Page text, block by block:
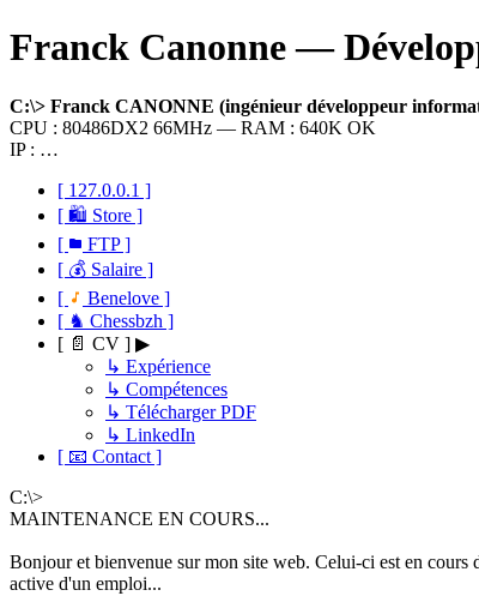
Franck Canonne —
C:\> Franck CANONNE (ingénieur développeur
CPU : 80486DX2 66MHz — RAM : 640K OK
IP : …
[ 127.0.0.1 ]
[ 🛍 Store ]
[
FTP ]
[ 💰 Salaire ]
[
Benelove ]
[ ♞ Chessbzh ]
[ 📄 CV ] ▶
↳ Expérience
↳ Compétences
↳ Télécharger PDF
↳ LinkedIn
[ 📧 Contact ]
C:\>
MAINTENANCE EN COURS...
Bonjour et bienvenue sur mon site web. Celui-ci est en
active d'un emploi...